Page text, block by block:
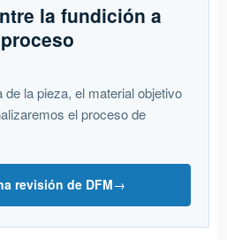
la fundición a
la pieza, el material objetivo
el proceso de
revisión de DFM→